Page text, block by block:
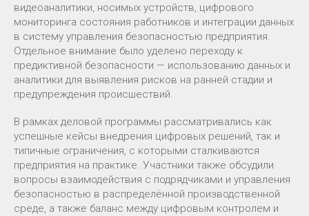
видеоаналитики, носимых устройств, цифрового
мониторинга состояния работников и интеграции данных
в систему управления безопасностью предприятия.
Отдельное внимание было уделено переходу к
предиктивной безопасности — использованию данных и
аналитики для выявления рисков на ранней стадии и
предупреждения происшествий.
В рамках деловой программы рассматривались как
успешные кейсы внедрения цифровых решений, так и
типичные ограничения, с которыми сталкиваются
предприятия на практике. Участники также обсудили
вопросы взаимодействия с подрядчиками и управления
безопасностью в распределённой производственной
среде, а также баланс между цифровым контролем и